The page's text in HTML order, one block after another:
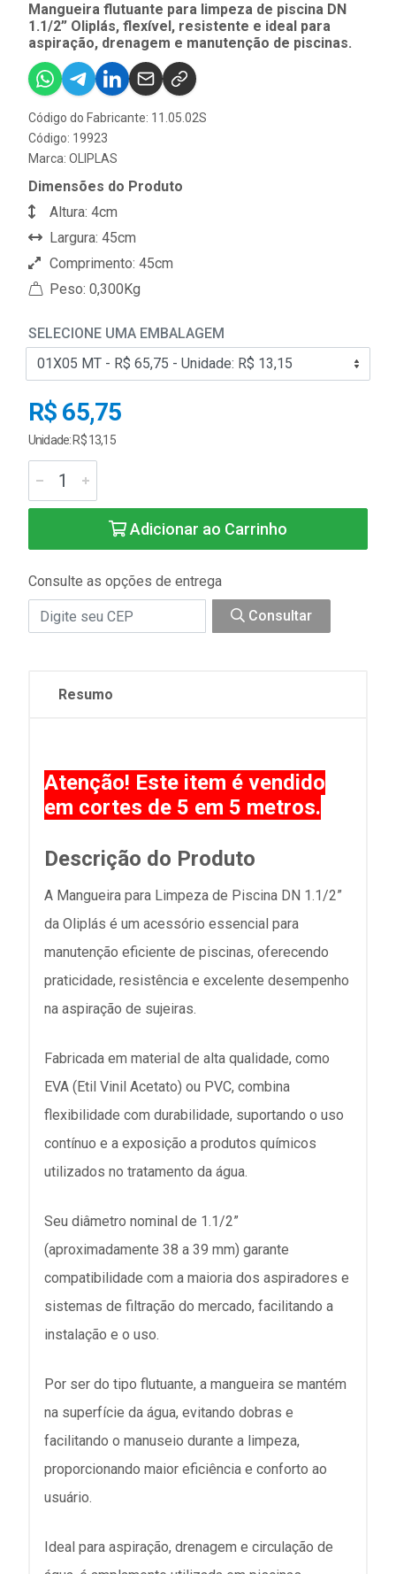
Mangueira flutuante para limpeza de piscina DN
1.1/2” Oliplás, flexível, resistente e ideal para
aspiração, drenagem e manutenção de piscinas.
Código do Fabricante: 11.05.02S
Código: 19923
Marca: OLIPLAS
Dimensões do Produto
Altura: 4cm
Largura: 45cm
Comprimento: 45cm
Peso: 0,300Kg
SELECIONE UMA EMBALAGEM
R$ 65,75
Unidade: R$ 13,15
Adicionar ao Carrinho
Consulte as opções de entrega
Consultar
Resumo
Atenção! Este item é vendido
em cortes de 5 em 5 metros.
Descrição do Produto
A Mangueira para Limpeza de Piscina DN 1.1/2”
da Oliplás é um acessório essencial para
manutenção eficiente de piscinas, oferecendo
praticidade, resistência e excelente desempenho
na aspiração de sujeiras.
Fabricada em material de alta qualidade, como
EVA (Etil Vinil Acetato) ou PVC, combina
flexibilidade com durabilidade, suportando o uso
contínuo e a exposição a produtos químicos
utilizados no tratamento da água.
Seu diâmetro nominal de 1.1/2”
(aproximadamente 38 a 39 mm) garante
compatibilidade com a maioria dos aspiradores e
sistemas de filtração do mercado, facilitando a
instalação e o uso.
Por ser do tipo flutuante, a mangueira se mantém
na superfície da água, evitando dobras e
facilitando o manuseio durante a limpeza,
proporcionando maior eficiência e conforto ao
usuário.
Ideal para aspiração, drenagem e circulação de